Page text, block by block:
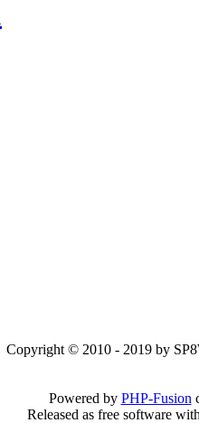
Copyright © 2010 - 2019 by
Powered by PHP-Fusion
Released as free software